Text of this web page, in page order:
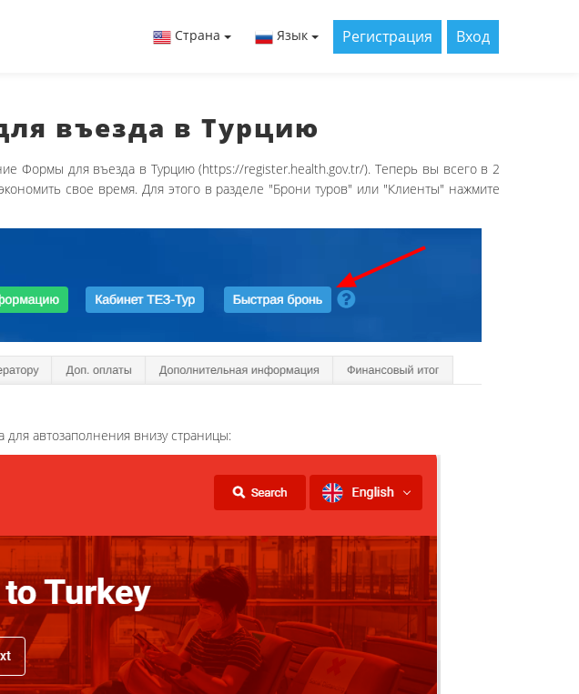
Страна Язык Регистрация Вход
въезда в Турцию
Формы для въезда в Турцию (https://register.health.gov.tr/). Теперь вы всего в 2
свое время. Для этого в разделе "Брони туров" или "Клиенты" нажмите
автозаполнения внизу страницы: